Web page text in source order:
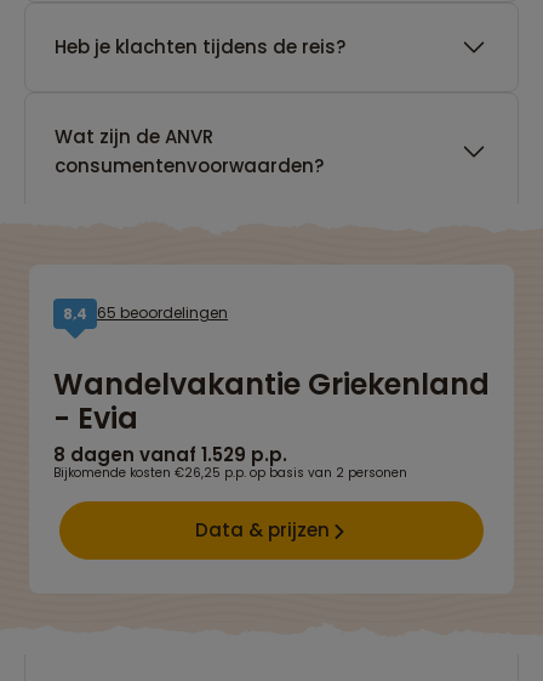
Heb je klachten tijdens de reis?
Wat zijn de ANVR
consumentenvoorwaarden?
8,4 65 beoordelingen
Wandelvakantie Griekenland
- Evia
8 dagen vanaf 1.529 p.p.
Bijkomende kosten €26,25 p.p. op basis van 2 personen
Data & prijzen